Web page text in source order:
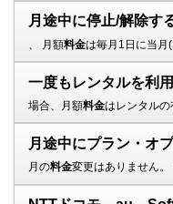
月途中に停止/解除す
、 月額料金は毎月1日に当月
一度もレンタルを利
場合、月額料金はレンタル
月途中にプラン・オ
月の料金変更はありません